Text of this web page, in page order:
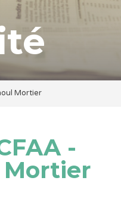
Mortier
-
Mortier